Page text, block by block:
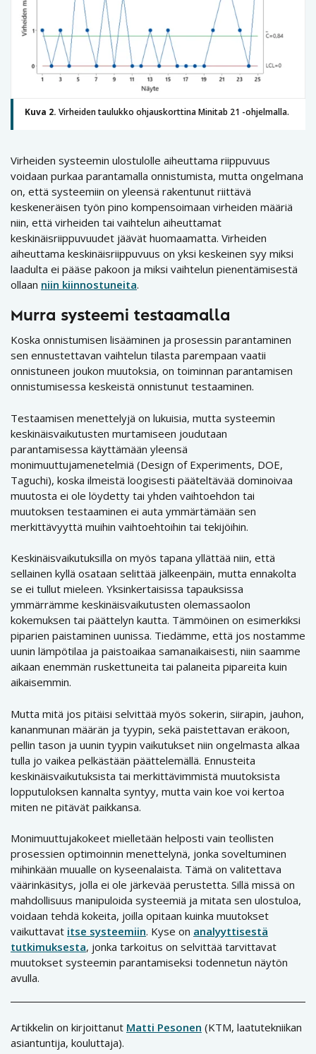
Kuva 2. Virheiden taulukko ohjauskorttina Minitab 21 -ohjelmalla.
Virheiden systeemin ulostulolle aiheuttama riippuvuus
voidaan purkaa parantamalla onnistumista, mutta ongelmana
on, että systeemiin on yleensä rakentunut riittävä
keskeneräisen työn pino kompensoimaan virheiden määriä
niin, että virheiden tai vaihtelun aiheuttamat
keskinäisriippuvuudet jäävät huomaamatta. Virheiden
aiheuttama keskinäisriippuvuus on yksi keskeinen syy miksi
laadulta ei pääse pakoon ja miksi vaihtelun pienentämisestä
ollaan niin kiinnostuneita.
Murra systeemi testaamalla
Koska onnistumisen lisääminen ja prosessin parantaminen
sen ennustettavan vaihtelun tilasta parempaan vaatii
onnistuneen joukon muutoksia, on toiminnan parantamisen
onnistumisessa keskeistä onnistunut testaaminen.
Testaamisen menettelyjä on lukuisia, mutta systeemin
keskinäisvaikutusten murtamiseen joudutaan
parantamisessa käyttämään yleensä
monimuuttujamenetelmiä (Design of Experiments, DOE,
Taguchi), koska ilmeistä loogisesti pääteltävää dominoivaa
muutosta ei ole löydetty tai yhden vaihtoehdon tai
muutoksen testaaminen ei auta ymmärtämään sen
merkittävyyttä muihin vaihtoehtoihin tai tekijöihin.
Keskinäisvaikutuksilla on myös tapana yllättää niin, että
sellainen kyllä osataan selittää jälkeenpäin, mutta ennakolta
se ei tullut mieleen. Yksinkertaisissa tapauksissa
ymmärrämme keskinäisvaikutusten olemassaolon
kokemuksen tai päättelyn kautta. Tämmöinen on esimerkiksi
piparien paistaminen uunissa. Tiedämme, että jos nostamme
uunin lämpötilaa ja paistoaikaa samanaikaisesti, niin saamme
aikaan enemmän ruskettuneita tai palaneita pipareita kuin
aikaisemmin.
Mutta mitä jos pitäisi selvittää myös sokerin, siirapin, jauhon,
kananmunan määrän ja tyypin, sekä paistettavan eräkoon,
pellin tason ja uunin tyypin vaikutukset niin ongelmasta alkaa
tulla jo vaikea pelkästään päättelemällä. Ennusteita
keskinäisvaikutuksista tai merkittävimmistä muutoksista
lopputuloksen kannalta syntyy, mutta vain koe voi kertoa
miten ne pitävät paikkansa.
Monimuuttujakokeet mielletään helposti vain teollisten
prosessien optimoinnin menettelynä, jonka soveltuminen
mihinkään muualle on kyseenalaista. Tämä on valitettava
väärinkäsitys, jolla ei ole järkevää perustetta. Sillä missä on
mahdollisuus manipuloida systeemiä ja mitata sen ulostuloa,
voidaan tehdä kokeita, joilla opitaan kuinka muutokset
vaikuttavat itse systeemiin. Kyse on analyyttisestä
tutkimuksesta, jonka tarkoitus on selvittää tarvittavat
muutokset systeemin parantamiseksi todennetun näytön
avulla.
Artikkelin on kirjoittanut Matti Pesonen (KTM, laatutekniikan
asiantuntija, kouluttaja).